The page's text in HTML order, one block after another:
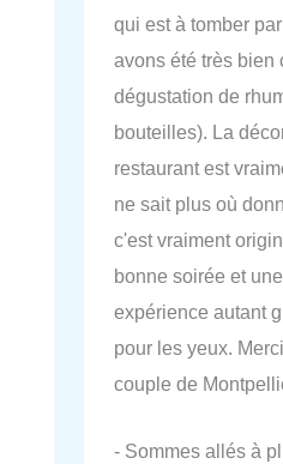
qui est à tomber
avons été très bien
dégustation de
bouteilles). La
restaurant est
ne sait plus où
c'est vraiment
bonne soirée et
expérience autant
pour les yeux.
couple de
- Sommes allés à